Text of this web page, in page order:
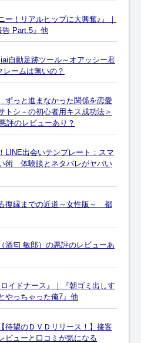
ー！リアルヒップに大興奮♪』｜
告 Part.5』他
自動足跡ツール～オアッシー君
レームは無いの？
ずっと進まなかった関係を恋愛
トシ－の初心者用キス成功法＞
評のレビューあり？
LINE出会いテンプレート：スマ
術 体験談とネタバレがヤバい
復縁までの近道～女性版～ 都
酒匂 敏郎）の悪評のレビューあ
イドナース』｜『朝ゴミ出しす
やっちゃった俺7』他
待望のＤＶＤリリース！】接客
ビューと口コミが気になる